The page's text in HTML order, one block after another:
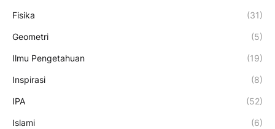
Fisika (31)
Geometri (5)
Ilmu Pengetahuan (19)
Inspirasi (8)
IPA (52)
Islami (6)